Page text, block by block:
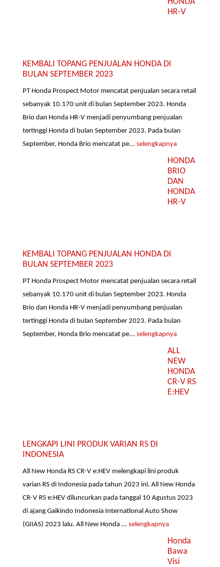
HR-V
KEMBALI TOPANG PENJUALAN HONDA DI
BULAN SEPTEMBER 2023
PT Honda Prospect Motor mencatat penjualan secara retail
sebanyak 10.170 unit di bulan September 2023. Honda
Brio dan Honda HR-V menjadi penyumbang penjualan
tertinggi Honda di bulan September 2023. Pada bulan
September, Honda Brio mencatat pe...selengkapnya
HONDA
BRIO
DAN
HONDA
HR-V
KEMBALI TOPANG PENJUALAN HONDA DI
BULAN SEPTEMBER 2023
PT Honda Prospect Motor mencatat penjualan secara retail
sebanyak 10.170 unit di bulan September 2023. Honda
Brio dan Honda HR-V menjadi penyumbang penjualan
tertinggi Honda di bulan September 2023. Pada bulan
September, Honda Brio mencatat pe...selengkapnya
ALL
NEW
HONDA
CR-V RS
E:HEV
LENGKAPI LINI PRODUK VARIAN RS DI
INDONESIA
All New Honda RS CR-V e:HEV melengkapi lini produk
varian RS di Indonesia pada tahun 2023 ini. All New Honda
CR-V RS e:HEV diluncurkan pada tanggal 10 Agustus 2023
di ajang Gaikindo Indonesia International Auto Show
(GIIAS) 2023 lalu. All New Honda ...selengkapnya
Honda
Bawa
Visi